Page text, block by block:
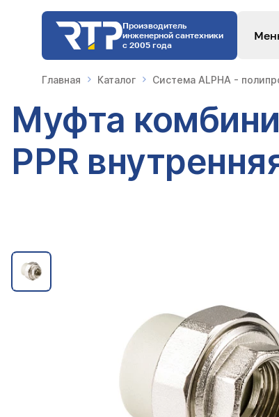
Производитель
инженерной сантехники
с 2005 года
Главная Каталог Система ALPHA -
Муфта
PPR